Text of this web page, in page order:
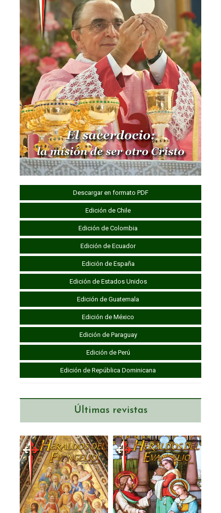
Descargar en formato PDF
Edición de Chile
Edición de Colombia
Edición de Ecuador
Edición de España
Edición de Estados Unidos
Edición de Guatemala
Edición de México
Edición de Paraguay
Edición de Perú
Edición de República Dominicana
Últimas revistas